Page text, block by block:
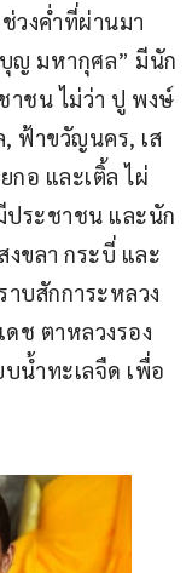
วงค่ำที่ผ่านมา
ญ มหากุศล” มีนัก
าชน ไม่ว่า ปู พงษ์
ฟ้าขวัญนคร, เส
กอ และเติ้ล ไผ่
ประชาชน และนัก
งขลา กระบี่ และ
าบสักการะหลวง
ช ตาหลวงรอง
น้ำทะเลจืด เพื่อ